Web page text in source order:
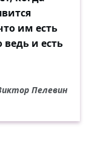
им есть
и есть
Пелевин